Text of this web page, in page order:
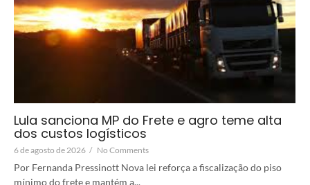
Lula sanciona MP do Frete e agro teme alta
dos custos logísticos
6 de agosto de 2026 / No Comments
Por Fernanda Pressinott Nova lei reforça a fiscalização do piso
mínimo do frete e mantém a...